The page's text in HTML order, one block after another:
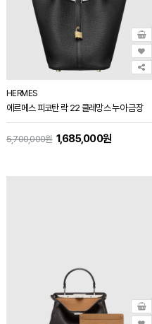
HERMES
에르메스 피코탄 락 22 클레망스 누아 금장
5,700,000원 1,685,000원